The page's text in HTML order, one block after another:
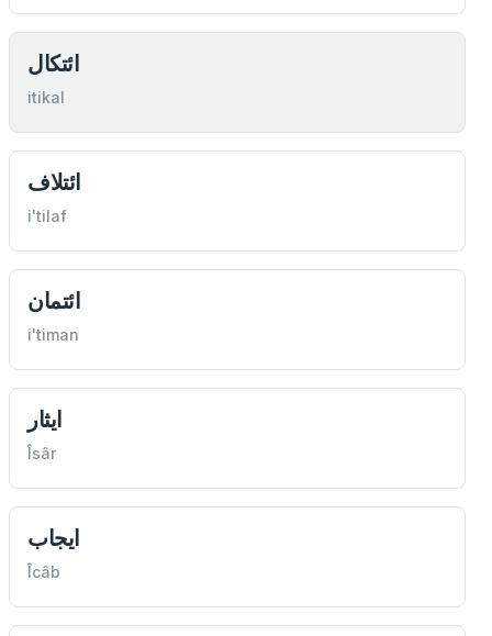
ائتكال
itikal
ائتلاف
i'tilaf
ائتمان
i'timan
ايثار
Îsâr
ايجاب
Îcâb